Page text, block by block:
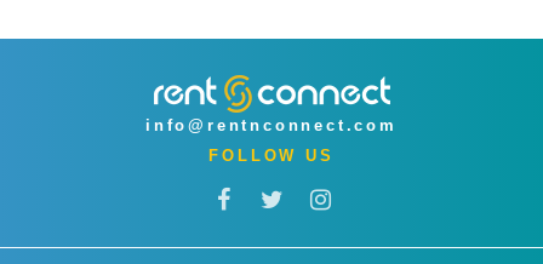
info@rentnconnect.com
FOLLOW US